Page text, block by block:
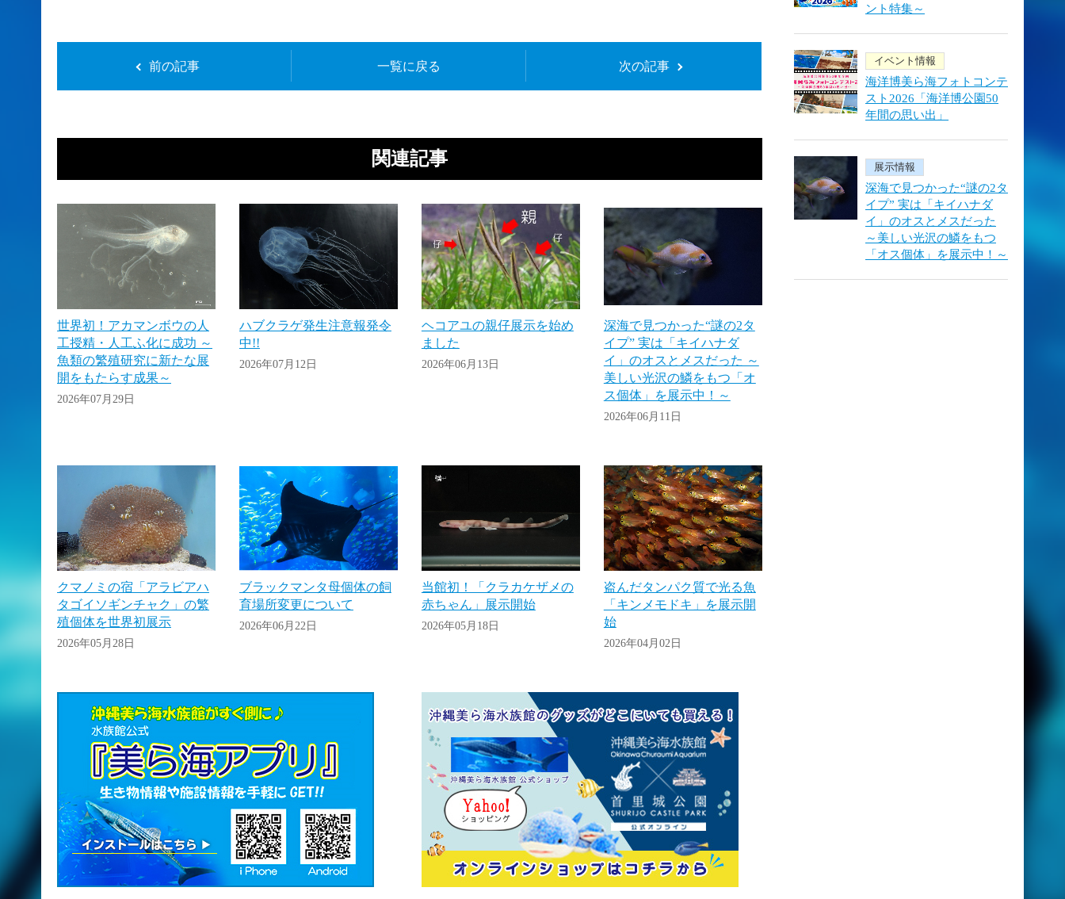
前の記事 一覧に戻る 次の記事
関連記事
世界初！アカマンボウの人
工授精・人工ふ化に成功 ～
魚類の繁殖研究に新たな展
開をもたらす成果～
2026年07月29日
ハブクラゲ発生注意報発令
中!!
2026年07月12日
ヘコアユの親仔展示を始め
ました
2026年06月13日
深海で見つかった“謎の2タ
イプ” 実は「キイハナダ
イ」のオスとメスだった ～
美しい光沢の鱗をもつ「オ
ス個体」を展示中！～
2026年06月11日
クマノミの宿「アラビアハ
タゴイソギンチャク」の繁
殖個体を世界初展示
2026年05月28日
ブラックマンタ母個体の飼
育場所変更について
2026年06月22日
当館初！「クラカケザメの
赤ちゃん」展示開始
2026年05月18日
盗んだタンパク質で光る魚
「キンメモドキ」を展示開
始
2026年04月02日
ント特集～
イベント情報
海洋博美ら海フォトコンテ
スト2026「海洋博公園50
年間の思い出」
展示情報
深海で見つかった“謎の2タ
イプ” 実は「キイハナダ
イ」のオスとメスだった
～美しい光沢の鱗をもつ
「オス個体」を展示中！～